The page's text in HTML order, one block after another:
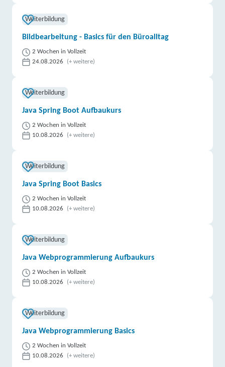
Weiterbildung
Bildbearbeitung - Basics für den Büroalltag
2 Wochen in Vollzeit
24.08.2026
(+ weitere)
Weiterbildung
Java Spring Boot Aufbaukurs
2 Wochen in Vollzeit
10.08.2026
(+ weitere)
Weiterbildung
Java Spring Boot Basics
2 Wochen in Vollzeit
10.08.2026
(+ weitere)
Weiterbildung
Java Webprogrammierung Aufbaukurs
2 Wochen in Vollzeit
10.08.2026
(+ weitere)
Weiterbildung
Java Webprogrammierung Basics
2 Wochen in Vollzeit
10.08.2026
(+ weitere)